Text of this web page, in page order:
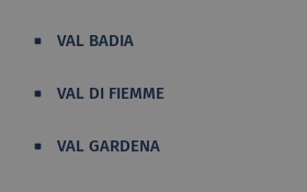
VAL BADIA
VAL DI FIEMME
VAL GARDENA